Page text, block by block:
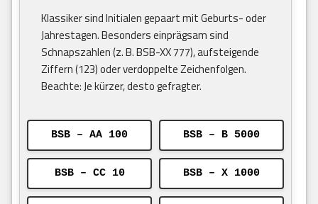
Klassiker sind Initialen gepaart mit Geburts- oder
Jahrestagen. Besonders einprägsam sind
Schnapszahlen (z. B. BSB-XX 777), aufsteigende
Ziffern (123) oder verdoppelte Zeichenfolgen.
Beachte: Je kürzer, desto gefragter.
BSB – AA 100 BSB – B 5000
BSB – CC 10 BSB – X 1000